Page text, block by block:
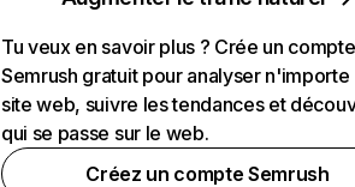
Tu veux en savoir plus ? Crée un compte
Semrush gratuit pour analyser n'importe
site web, suivre les tendances et
qui se passe sur le web.
Créez un compte Semrush